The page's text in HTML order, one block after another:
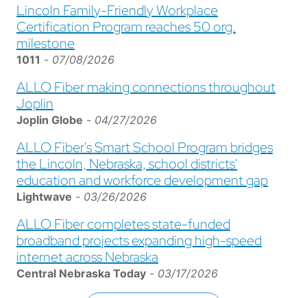
Lincoln Family-Friendly Workplace
Certification Program reaches 50 org.
milestone
1011 - 07/08/2026
ALLO Fiber making connections throughout
Joplin
Joplin Globe - 04/27/2026
ALLO Fiber's Smart School Program bridges
the Lincoln, Nebraska, school districts'
education and workforce development gap
Lightwave - 03/26/2026
ALLO Fiber completes state-funded
broadband projects expanding high-speed
internet across Nebraska
Central Nebraska Today - 03/17/2026